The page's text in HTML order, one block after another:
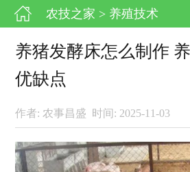
农技之家 > 养殖技术
养猪发酵床怎么制作
优缺点
作者: 农事昌盛 时间: 2025-11-03